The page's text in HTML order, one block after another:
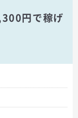
円で稼げ